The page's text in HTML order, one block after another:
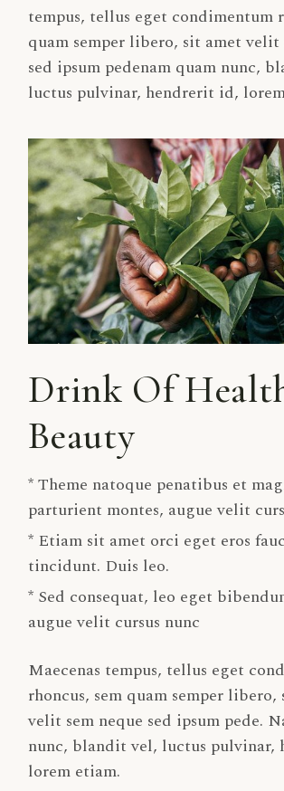
tempus, tellus eget condimentum
quam semper libero, sit amet velit
sed ipsum pedenam quam nunc,
luctus pulvinar, hendrerit id,
Drink Of
Beauty
* Theme natoque penatibus et
parturient montes, augue velit
* Etiam sit amet orci eget eros
tincidunt. Duis leo.
* Sed consequat, leo eget
augue velit cursus nunc
Maecenas tempus, tellus eget
rhoncus, sem quam semper libero,
velit sem neque sed ipsum pede.
nunc, blandit vel, luctus pulvinar,
lorem etiam.